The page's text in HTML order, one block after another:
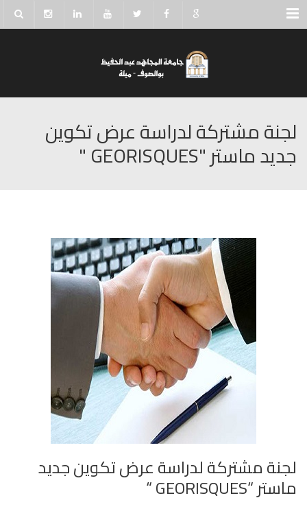
Menu
لجنة مشتركة لدراسة عرض تكوين
جديد ماستر "GEORISQUES "
لجنة مشتركة لدراسة عرض تكوين جديد
ماستر “GEORISQUES “